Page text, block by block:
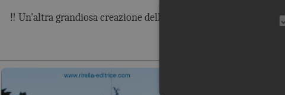
‼️ Un'altra grandiosa creazione dell'imperatore Adriano.